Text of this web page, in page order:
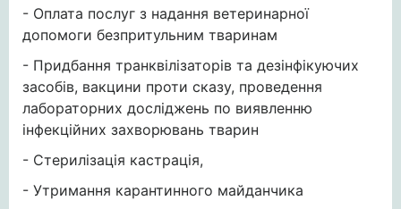
- Оплата послуг з надання ветеринарної
допомоги безпритульним тваринам
- Придбання транквілізаторів та дезінфікуючих
засобів, вакцини проти сказу, проведення
лабораторних досліджень по виявленню
інфекційних захворювань тварин
- Стерилізація кастрація,
- Утримання карантинного майданчика